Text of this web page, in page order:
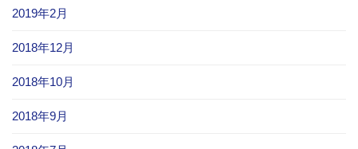
2019年2月
2018年12月
2018年10月
2018年9月